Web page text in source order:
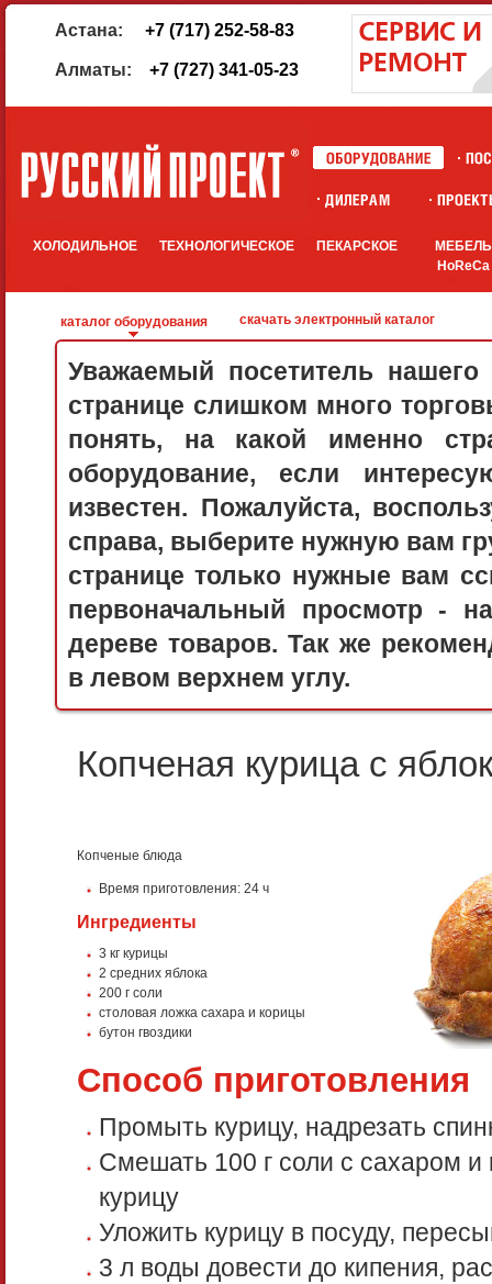
Астана: +7 (717) 252-58-83
Алматы: +7 (727) 341-05-23
ХОЛОДИЛЬНОЕ ТЕХНОЛОГИЧЕСКОЕ ПЕКАРСКОЕ
МЕБЕЛЬ
HoReCa
каталог оборудования скачать электронный каталог
Уважаемый посетитель
странице слишком много
понять, на какой именно
оборудование, если
известен. Пожалуйста,
справа, выберите нужную вам
странице только нужные вам
первоначальный просмотр -
дереве товаров. Так же
в левом верхнем углу.
Копченая курица с
Копченые блюда
Время приготовления: 24 ч
Ингредиенты
3 кг курицы
2 средних яблока
200 г соли
столовая ложка сахара и корицы
бутон гвоздики
Способ приготовления
Промыть курицу, надрезать
Смешать 100 г соли с сахаром и
курицу
Уложить курицу в посуду,
3 л воды довести до кипения,